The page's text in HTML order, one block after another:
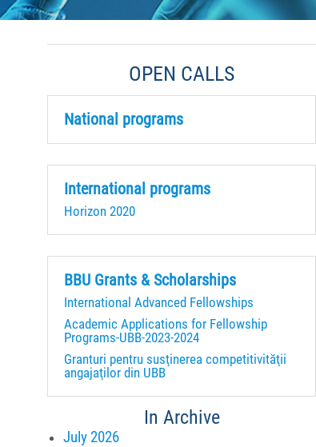
OPEN CALLS
National programs
International programs
Horizon 2020
BBU Grants & Scholarships
International Advanced Fellowships
Academic Applications for Fellowship
Programs-UBB-2023-2024
Granturi pentru susţinerea competitivităţii
angajaţilor din UBB
In Archive
July 2026